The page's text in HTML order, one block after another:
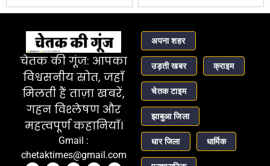
चेतक की गूंज: आपका
विश्वसनीय स्रोत, जहाँ
मिलती हैं ताज़ा खबरें,
गहन विश्लेषण और
महत्वपूर्ण कहानियाँ।
Gmail :
chetaktimes@gmail.com
अपना शहर
उड़ती खबर क्राइम
चेतक टाइम
झाबुआ जिला
धार जिला धार्मिक